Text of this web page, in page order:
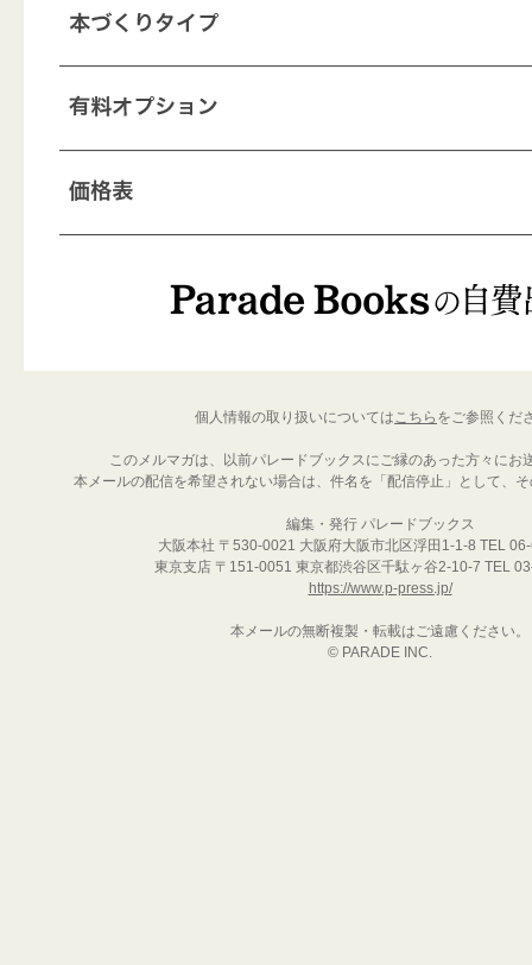
個人情報の取り扱いについてはこちら をご参照くだ
このメルマガは、以前パレードブックスにご縁のあった方々にお
本メールの配信を希望されない場合は、件名を「配信停止」として、
編集・発行 パレードブックス
大阪本社 〒530-0021 大阪府大阪市北区浮田1-1-8 TEL
東京支店 〒151-0051 東京都渋谷区千駄ヶ谷2-10-7 TEL
https://www.p-press.jp/
本メールの無断複製・転載はご遠慮ください。
© PARADE INC.